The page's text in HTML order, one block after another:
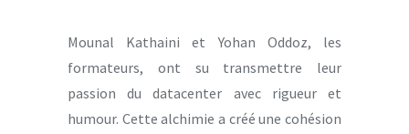
Mounal Kathaini et Yohan Oddoz, les
formateurs, ont su transmettre leur
passion du datacenter avec rigueur et
humour. Cette alchimie a créé une cohésion